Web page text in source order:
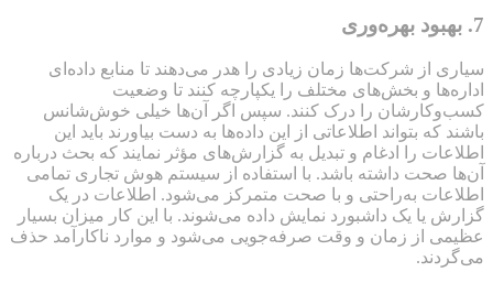
7. بهبود بهره‌وری
سیاری از شرکت‌ها زمان زیادی را هدر می‌دهند تا منابع داده‌ای
اداره‌ها و بخش‌های مختلف را یکپارچه کنند تا وضعیت
کسب‌وکارشان را درک کنند. سپس اگر آن‌ها خیلی خوش‌شانس
باشند که بتواند اطلاعاتی از این داده‌ها به دست بیاورند باید این
اطلاعات را ادغام و تبدیل به گزارش‌های مؤثر نمایند که بحث درباره
آن‌ها صحت داشته باشد. با استفاده از سیستم هوش تجاری تمامی
اطلاعات به‌راحتی و با صحت متمرکز می‌شود. اطلاعات در یک
گزارش یا یک داشبورد نمایش داده می‌شوند. با این کار میزان بسیار
عظیمی از زمان و وقت صرفه‌جویی می‌شود و موارد ناکارآمد حذف
می‌گردند.